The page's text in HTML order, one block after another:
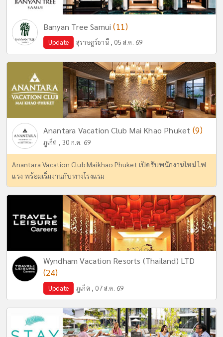
Banyan Tree Samui(11)
Update สุราษฎร์ธานี , 05 ส.ค. 69
Anantara Vacation Club Mai Khao Phuket (9)
ภูเก็ต , 30 ก.ค. 69
Anantara Vacation Club Maikhao Phuket เปิดรับพนักงานใหม่ ไฟ
แรง พร้อมเริ่มงานกับทางโรงแรม
Wyndham Vacation Resorts (Thailand) LTD
(24)
Update ภูเก็ต , 07 ส.ค. 69